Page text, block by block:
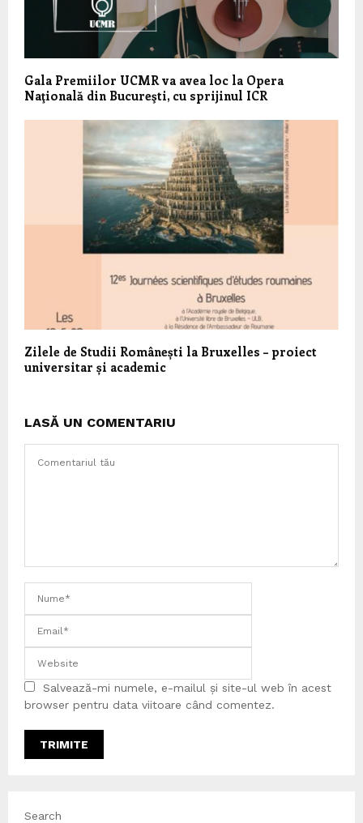
Gala Premiilor UCMR va avea loc la Opera
Naţională din Bucureşti, cu sprijinul ICR
Zilele de Studii Românești la Bruxelles – proiect
universitar și academic
LASĂ UN COMENTARIU
Salvează-mi numele, e-mailul și site-ul web în acest
browser pentru data viitoare când comentez.
Search